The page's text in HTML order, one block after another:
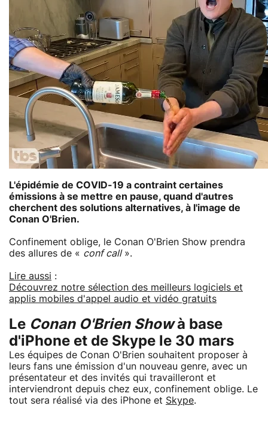
L'épidémie de COVID-19 a contraint certaines
émissions à se mettre en pause, quand d'autres
cherchent des solutions alternatives, à l'image de
Conan O'Brien.
Confinement oblige, le Conan O'Brien Show prendra
des allures de « conf call».
Lire aussi :
Découvrez notre sélection des meilleurs logiciels et
applis mobiles d'appel audio et vidéo gratuits
Le Conan O'Brien Showà base
d'iPhone et de Skype le 30 mars
Les équipes de Conan O'Brien souhaitent proposer à
leurs fans une émission d'un nouveau genre, avec un
présentateur et des invités qui travailleront et
interviendront depuis chez eux, confinement oblige. Le
tout sera réalisé via des iPhone et Skype.